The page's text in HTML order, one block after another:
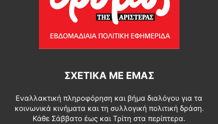
ΣΧΕΤΙΚΆ ΜΕ ΕΜΆΣ
Εναλλακτική πληροφόρηση και βήμα διαλόγου για τα
κοινωνικά κινήματα και τη συλλογική πολιτική δράση.
Κάθε Σάββατο έως και Τρίτη στα περίπτερα.